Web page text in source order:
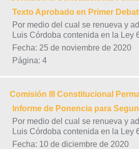
Texto Aprobado en Primer
Por medio del cual se renueva y
Luis Córdoba contenida en la Ley
Fecha: 25 de noviembre de 2020
Página: 4
Comisión III Constitucional
Informe de Ponencia para
Por medio del cual se renueva y
Luis Córdoba contenida en la Ley
Fecha: 10 de diciembre de 2020